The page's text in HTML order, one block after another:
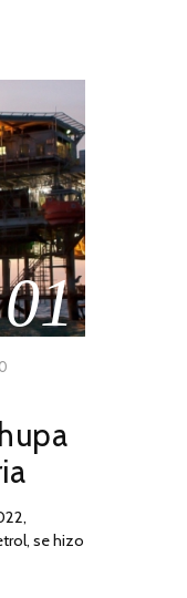
01
DE
2026
se hizo